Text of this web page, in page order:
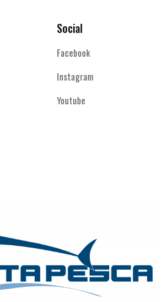
Social
Facebook
Instagram
Youtube